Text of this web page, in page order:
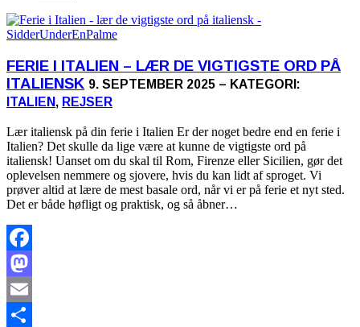
FERIE I ITALIEN – LÆR DE VIGTIGSTE ORD PÅ
ITALIENSK 9. SEPTEMBER 2025 – KATEGORI:
ITALIEN, REJSER
Lær italiensk på din ferie i Italien Er der noget bedre end en ferie i
Italien? Det skulle da lige være at kunne de vigtigste ord på
italiensk! Uanset om du skal til Rom, Firenze eller Sicilien, gør det
oplevelsen nemmere og sjovere, hvis du kan lidt af sproget. Vi
prøver altid at lære de mest basale ord, når vi er på ferie et nyt sted.
Det er både høfligt og praktisk, og så åbner…
Facebook
Mastodon
Email